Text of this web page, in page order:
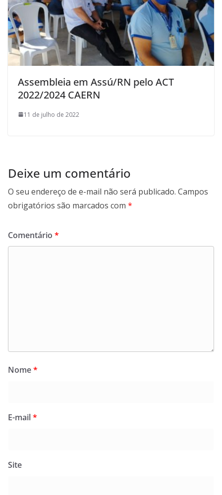
Assembleia em Assú/RN pelo ACT
2022/2024 CAERN
11 de julho de 2022
Deixe um comentário
O seu endereço de e-mail não será publicado. Campos
obrigatórios são marcados com *
Comentário *
Nome*
E-mail*
Site